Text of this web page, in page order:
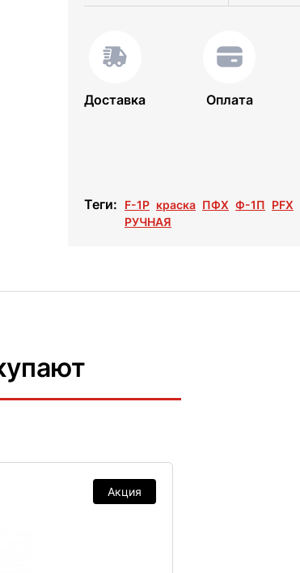
Доставка Оплата
Теги: F-1P краска ПФХ Ф-1П PFX
РУЧНАЯ
Акция